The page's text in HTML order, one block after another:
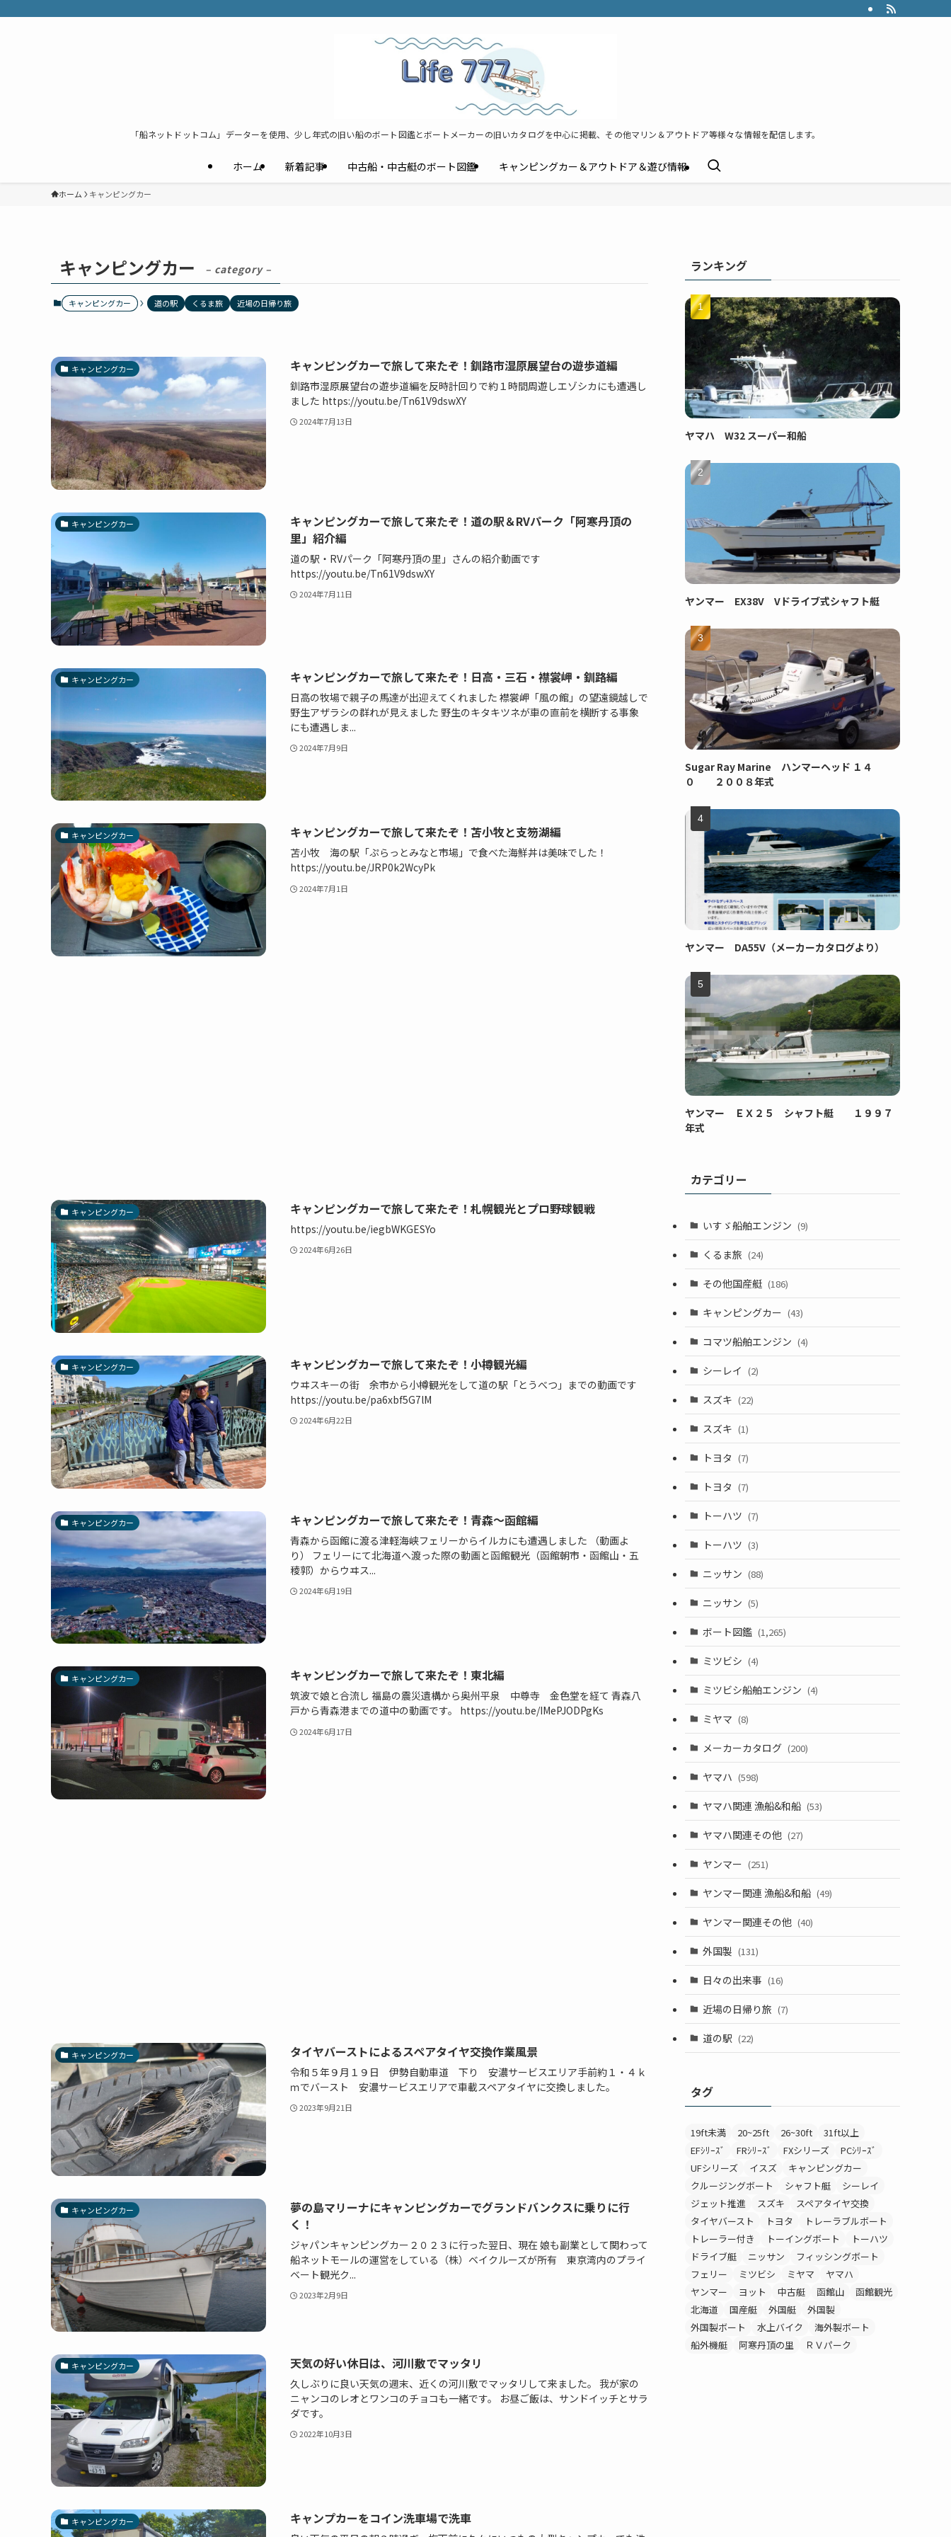
「船ネットドットコム」データーを使用、少し年式の旧い船のボート図鑑とボートメーカーの旧いカタログを中心に掲載、その他マリン＆アウトドア等様々な情報を配信します。
ホーム 新着記事 中古船・中古艇のボート図鑑 キャンピングカー＆アウトドア＆遊び情報
ホーム キャンピングカー
キャンピングカー – category –
キャンピングカー 道の駅 くるま旅 近場の日帰り旅
キャンピングカー キャンピングカーで旅して来たぞ！釧路市湿原展望台の遊歩道編
釧路市湿原展望台の遊歩道編を反時計回りで約１時間周遊しエゾシカにも遭遇し
ました https://youtu.be/Tn61V9dswXY
2024年7月13日
キャンピングカー
キャンピングカーで旅して来たぞ！道の駅＆RVパーク「阿寒丹頂の
里」紹介編
道の駅・RVパーク「阿寒丹頂の里」さんの紹介動画です
https://youtu.be/Tn61V9dswXY
2024年7月11日
キャンピングカー キャンピングカーで旅して来たぞ！日高・三石・襟裳岬・釧路編
日高の牧場で親子の馬達が出迎えてくれました 襟裳岬「風の館」の望遠鏡越しで
野生アザラシの群れが見えました 野生のキタキツネが車の直前を横断する事象
にも遭遇しま...
2024年7月9日
キャンピングカー キャンピングカーで旅して来たぞ！苫小牧と支笏湖編
苫小牧 海の駅「ぷらっとみなと市場」で食べた海鮮丼は美味でした！
https://youtu.be/JRP0k2WcyPk
2024年7月1日
キャンピングカー キャンピングカーで旅して来たぞ！札幌観光とプロ野球観戦
https://youtu.be/iegbWKGESYo
2024年6月26日
キャンピングカー キャンピングカーで旅して来たぞ！小樽観光編
ウヰスキーの街 余市から小樽観光をして道の駅「とうべつ」までの動画です
https://youtu.be/pa6xbf5G7lM
2024年6月22日
キャンピングカー キャンピングカーで旅して来たぞ！青森～函館編
青森から函館に渡る津軽海峡フェリーからイルカにも遭遇しました （動画よ
り） フェリーにて北海道へ渡った際の動画と函館観光（函館朝市・函館山・五
稜郭）からウヰス...
2024年6月19日
キャンピングカー キャンピングカーで旅して来たぞ！東北編
筑波で娘と合流し 福島の震災遺構から奥州平泉 中尊寺 金色堂を経て 青森八
戸から青森港までの道中の動画です。 https://youtu.be/IMePJODPgKs
2024年6月17日
キャンピングカー タイヤバーストによるスペアタイヤ交換作業風景
令和５年９月１９日 伊勢自動車道 下り 安濃サービスエリア手前約１・４ｋ
ｍでバースト 安濃サービスエリアで車載スペアタイヤに交換しました。
2023年9月21日
キャンピングカー
夢の島マリーナにキャンピングカーでグランドバンクスに乗りに行
く！
ジャパンキャンピングカー２０２３に行った翌日、現在 娘も副業として関わって
船ネットモールの運営をしている（株）ベイクルーズが所有 東京湾内のプライ
ベート観光ク...
2023年2月9日
キャンピングカー 天気の好い休日は、河川敷でマッタリ
久しぶりに良い天気の週末、近くの河川敷でマッタリして来ました。 我が家の
ニャンコのレオとワンコのチョコも一緒です。 お昼ご飯は、サンドイッチとサラ
ダです。
2022年10月3日
キャンピングカー キャンプカーをコイン洗車場で洗車
ランキング
ヤマハ W32 スーパー和船
ヤンマー EX38V Vドライブ式シャフト艇
Sugar Ray Marine ハンマーヘッド １４
０ ２００８年式
ヤンマー DA55V（メーカーカタログより）
ヤンマー ＥＸ２５ シャフト艇 １９９７
年式
カテゴリー
いすゞ船舶エンジン (9)
くるま旅 (24)
その他国産艇 (186)
キャンピングカー (43)
コマツ船舶エンジン (4)
シーレイ (2)
スズキ (22)
スズキ (1)
トヨタ (7)
トヨタ (7)
トーハツ (7)
トーハツ (3)
ニッサン (88)
ニッサン (5)
ボート図鑑 (1,265)
ミツビシ (4)
ミツビシ船舶エンジン (4)
ミヤマ (8)
メーカーカタログ (200)
ヤマハ (598)
ヤマハ関連 漁船&和船 (53)
ヤマハ関連その他 (27)
ヤンマー (251)
ヤンマー関連 漁船&和船 (49)
ヤンマー関連その他 (40)
外国製 (131)
日々の出来事 (16)
近場の日帰り旅 (7)
道の駅 (22)
タグ
19ft未満 20~25ft 26~30ft
31ft以上
EFｼﾘｰｽﾞ
FRｼﾘｰｽﾞ FXシリーズ
PCｼﾘｰｽﾞ
UFシリーズ
イスズ
キャンピングカー
クルージングボート
シャフト艇
シーレイ
ジェット推進
スズキ
スペアタイヤ交換
タイヤバースト
トヨタ
トレーラブルボート
トレーラー付き
トーイングボート
トーハツ
ドライブ艇
ニッサン
フィッシングボート
フェリー
ミツビシ ミヤマ
ヤマハ
ヤンマー
ヨット 中古艇 函館山
函館観光
北海道
国産艇 外国艇
外国製
外国製ボート
水上バイク
海外製ボート
船外機艇
阿寒丹頂の里 ＲＶパーク